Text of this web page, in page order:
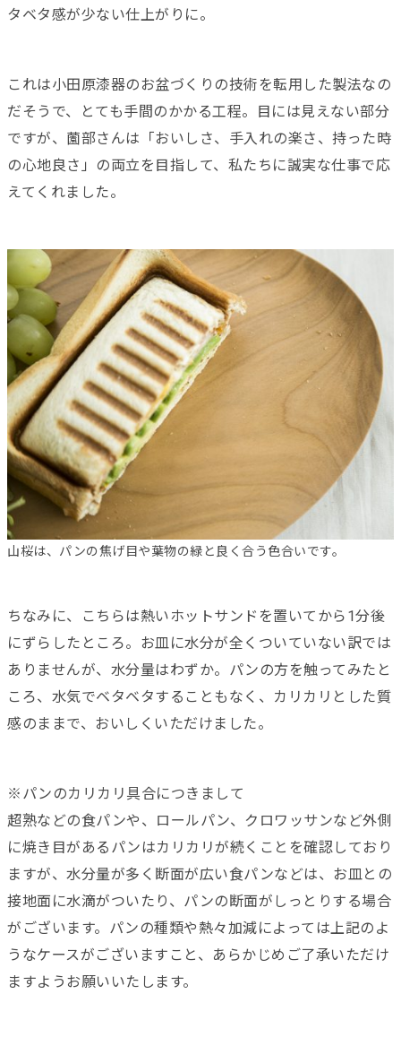
タベタ感が少ない仕上がりに。
これは小田原漆器のお盆づくりの技術を転用した製法なの
だそうで、とても手間のかかる工程。目には見えない部分
ですが、薗部さんは「おいしさ、手入れの楽さ、持った時
の心地良さ」の両立を目指して、私たちに誠実な仕事で応
えてくれました。
山桜は、パンの焦げ目や葉物の緑と良く合う色合いです。
ちなみに、こちらは熱いホットサンドを置いてから1分後
にずらしたところ。お皿に水分が全くついていない訳では
ありませんが、水分量はわずか。パンの方を触ってみたと
ころ、水気でベタベタすることもなく、カリカリとした質
感のままで、おいしくいただけました。
※パンのカリカリ具合につきまして
超熟などの食パンや、ロールパン、クロワッサンなど外側
に焼き目があるパンはカリカリが続くことを確認しており
ますが、水分量が多く断面が広い食パンなどは、お皿との
接地面に水滴がついたり、パンの断面がしっとりする場合
がございます。パンの種類や熱々加減によっては上記のよ
うなケースがございますこと、あらかじめご了承いただけ
ますようお願いいたします。